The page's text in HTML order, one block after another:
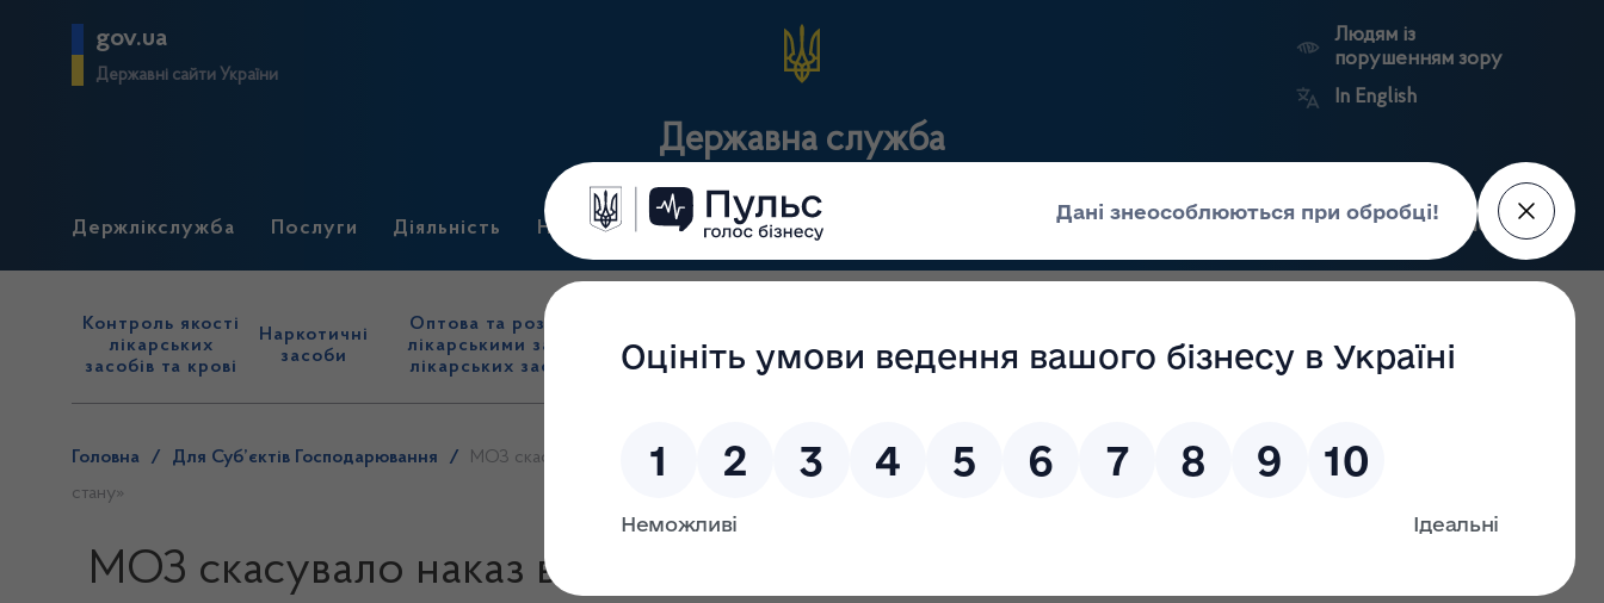
gov.ua
Державні сайти України
Державна служба
Людям із
порушенням зору
In English
Держлікслужба Послуги Діяльність Нормативні документи Для громадськості Прес-центр Пошук
Контроль якості
лікарських
засобів та крові
Наркотичні
засоби
Оптова та роздрібна торгівля
лікарськими засобами, імпорт
лікарських засобів (крім АФІ)
нагляд
(контроль)
засобів, крові та
сертифікація
нагляд
реєстри
портал
Держлікслужби
Головна / Для Суб’єктів Господарювання /
МОЗ скасувало наказ від 04 березня 2022 року № 413 «Деякі питання обігу та відпуску лікарських засобів в умовах воєнного
стану»
МОЗ скасувало наказ від 04 березня 2022 року № 413 «Деякі питання